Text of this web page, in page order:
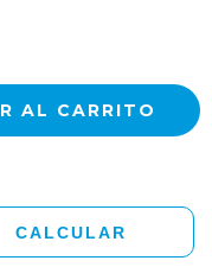
CALCULAR